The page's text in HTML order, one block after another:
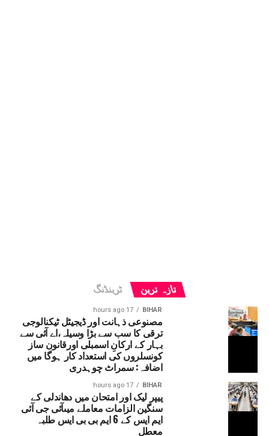
تازہ ترین ٹرینڈنگ
BIHAR
17 hours ago
مصنوعی ذہانت اور ڈیجیٹل ٹیکنالوجی
ترقی کا سب سے بڑا وسیلہ،اے آئی سے
بہار کے ارکانِ اسمبلی اورقانون ساز
کونسلروں کی استعداد کار ہوگا میں
اضافہ: سمراٹ چوہدری
BIHAR
17 hours ago
پیپر لیک اور امتحان میں دھاندلی کے
سنگین الزامات معاملے میںآئی جی آئی
ایم ایس کے 6 ایم بی بی ایس طلبہ
معطل